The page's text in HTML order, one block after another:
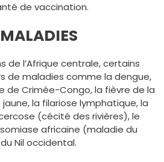
de vaccination.
de l’Afrique centrale, certains
de maladies comme la dengue,
de Crimée-Congo, la fièvre de la
la filariose lymphatique, la
(cécité des rivières), le
africaine (maladie du
Nil occidental.